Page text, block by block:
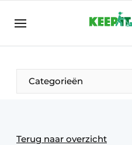
NL ENG
Categorieën
Terug naar overzicht